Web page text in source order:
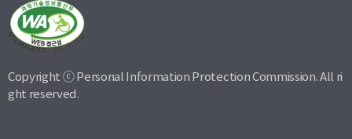
Copyright ⓒ Personal Information Protection Commission. All ri
ght reserved.